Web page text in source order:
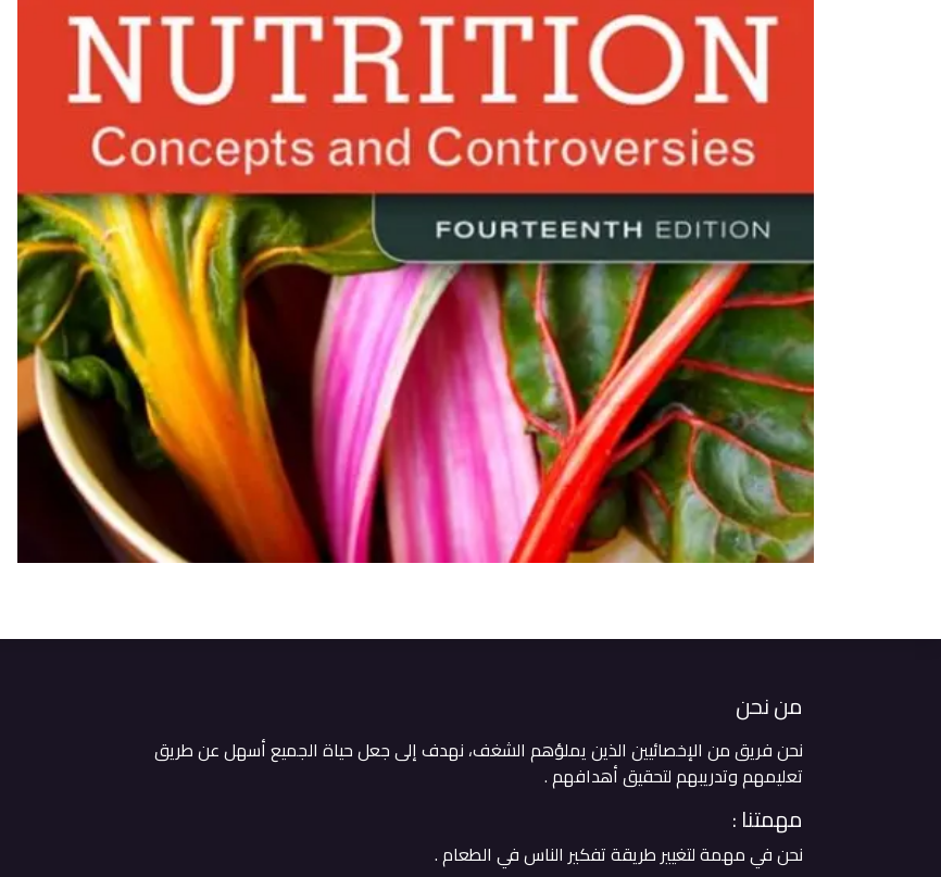
من نحن
نحن فريق من الإخصائيين الذين يملؤهم الشغف، نهدف إلى جعل حياة الجميع أسهل عن طريق
تعليمهم وتدريبهم لتحقيق أهدافهم . ​
مهمتنا :
نحن في مهمة لتغيير طريقة تفكير الناس في الطعام .